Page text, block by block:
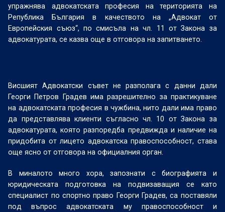
упражнява адвокатската професия на територията на
Република България в качеството на „Адвокат от
Европейския съюз“, по смисъла на чл. 11 от Закона за
адвокатурата, се казва още в отговора на запитването.
Висшият Адвокатски съвет не разполага с данни дали
Георги Петров Градев има разрешително за практикуване
на адвокатската професия в чужбина, нито дали има право
да представлява клиенти съгласно чл. 10 от Закона за
адвокатурата, която разпоредба предвижда и наличие на
придобита от лицето адвокатска правоспособност, става
още ясно от отговора на официалния орган.
В миналото много хора, запознати с биографията и
юридическата подготовка на подвизаващия се като
специалист по спортно право Георги Градев, са поставяли
под въпрос адвокатската му правоспособност и